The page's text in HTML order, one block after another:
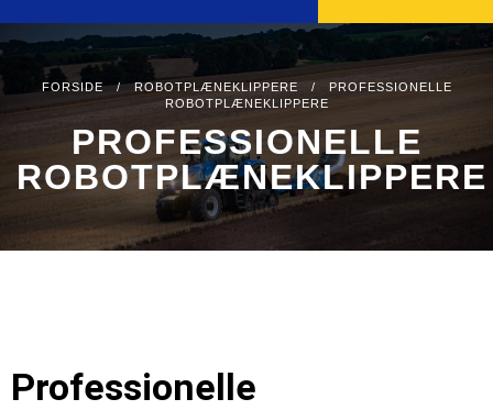
FORSIDE/ROBOTPLÆNEKLIPPERE / PROFESSIONELLE
ROBOTPLÆNEKLIPPERE
PROFESSIONELLE
ROBOTPLÆNEKLIPPERE
Professionelle